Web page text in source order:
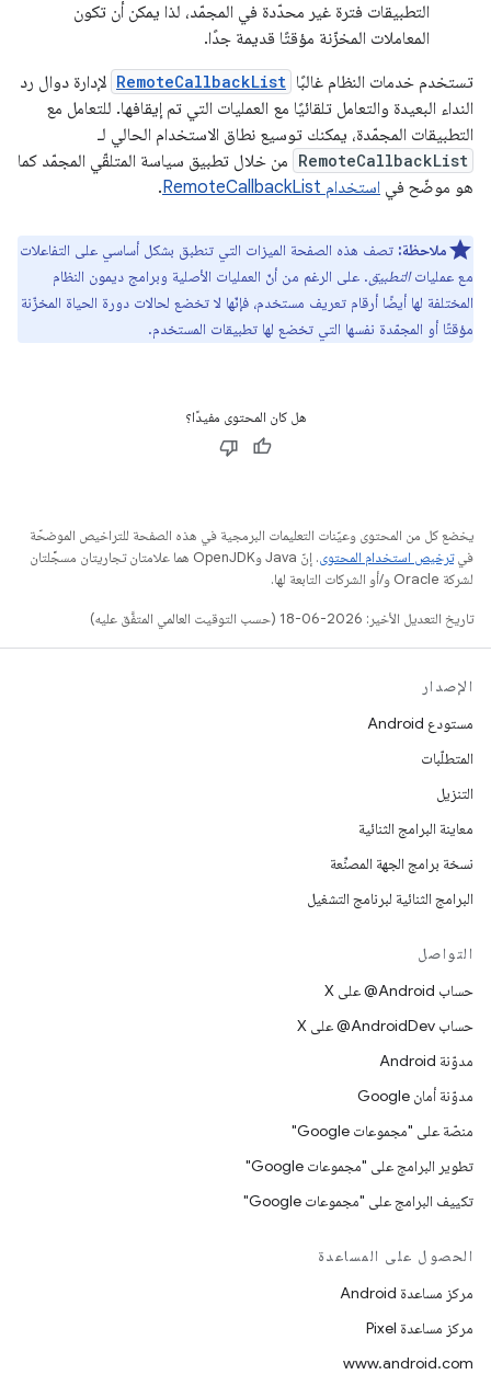
التطبيقات فترة غير محدّدة في المجمّد، لذا يمكن أن تكون
المعاملات المخزّنة مؤقتًا قديمة جدًا.
تستخدم خدمات النظام غالبًا RemoteCallbackList لإدارة دوال رد
النداء البعيدة والتعامل تلقائيًا مع العمليات التي تم إيقافها. للتعامل مع
التطبيقات المجمّدة، يمكنك توسيع نطاق الاستخدام الحالي لـ
RemoteCallbackList من خلال تطبيق سياسة المتلقّي المجمّد كما
هو موضّح في استخدام RemoteCallbackList .
ملاحظة: تصف هذه الصفحة الميزات التي تنطبق بشكل أساسي على التفاعلات
مع عملياتالتطبيق. على الرغم من أنّ العمليات الأصلية وبرامج ديمون النظام
المختلفة لها أيضًا أرقام تعريف مستخدم، فإنّها لا تخضع لحالات دورة الحياة المخزّنة
مؤقتًا أو المجمّدة نفسها التي تخضع لها تطبيقات المستخدم.
هل كان المحتوى مفيدًا؟
يخضع كل من المحتوى وعيّنات التعليمات البرمجية في هذه الصفحة للتراخيص الموضحّة
فيترخيص استخدام المحتوى
. إنّ Java وOpenJDK هما علامتان تجاريتان مسجَّلتان
لشركة Oracle و/أو الشركات التابعة لها.
تاريخ التعديل الأخير: 2026-06-18 (حسب التوقيت العالمي المتفَّق عليه)
الإصدار
مستودع Android
المتطلّبات
التنزيل
معاينة البرامج الثنائية
نسخة برامج الجهة المصنِّعة
البرامج الثنائية لبرنامج التشغيل
التواصل
حساب ‎@Android على X
حساب ‎@AndroidDev على X
مدوّنة Android
مدوّنة أمان Google
منصّة على "مجموعات Google"
تطوير البرامج على "مجموعات Google"
تكييف البرامج على "مجموعات Google"
الحصول على المساعدة
مركز مساعدة Android
مركز مساعدة Pixel
www.android.com